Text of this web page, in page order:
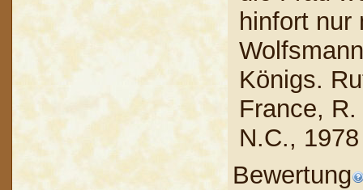
hinfort nur
Königs.
France,
N.C., 1978
Bewertung